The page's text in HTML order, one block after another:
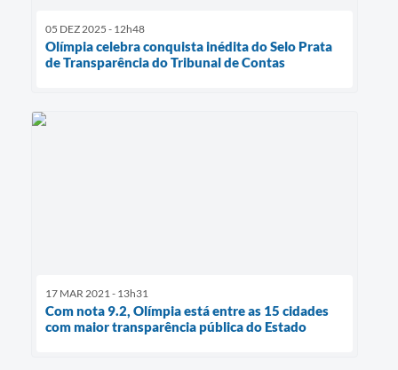
05 DEZ 2025 - 12h48
Olímpia celebra conquista inédita do Selo Prata
de Transparência do Tribunal de Contas
17 MAR 2021 - 13h31
Com nota 9.2, Olímpia está entre as 15 cidades
com maior transparência pública do Estado